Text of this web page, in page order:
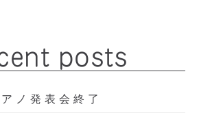
posts
ノ発表会終了